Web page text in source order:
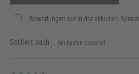
Bewertungen nur in der aktuellen
Sortiert nach